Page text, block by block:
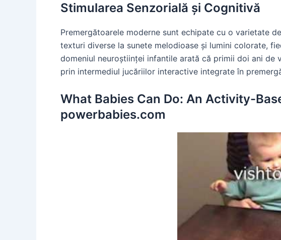
Stimularea Senzorială și Cognitivă
Premergătoarele moderne sunt echipate cu o varietate
texturi diverse la sunete melodioase și lumini colorate,
domeniul neuroștiinței infantile arată că primii doi ani de
prin intermediul jucăriilor interactive integrate în
What Babies Can Do: An Activity-
powerbabies.com